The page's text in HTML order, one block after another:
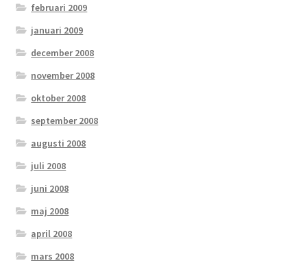
februari 2009
januari 2009
december 2008
november 2008
oktober 2008
september 2008
augusti 2008
juli 2008
juni 2008
maj 2008
april 2008
mars 2008